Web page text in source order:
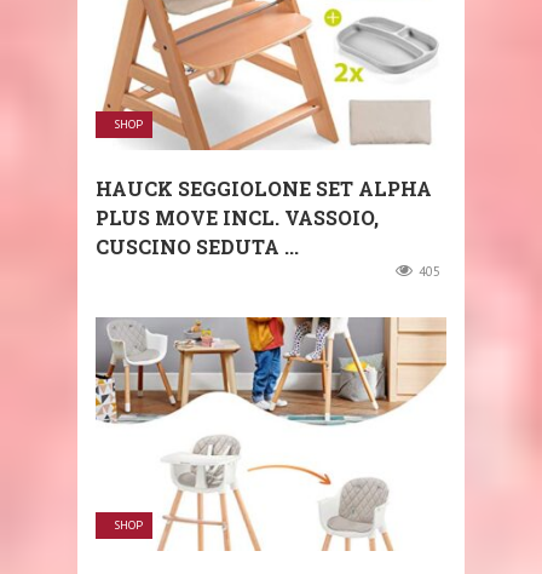
SHOP
HAUCK SEGGIOLONE SET ALPHA
PLUS MOVE INCL. VASSOIO,
CUSCINO SEDUTA ...
405
SHOP